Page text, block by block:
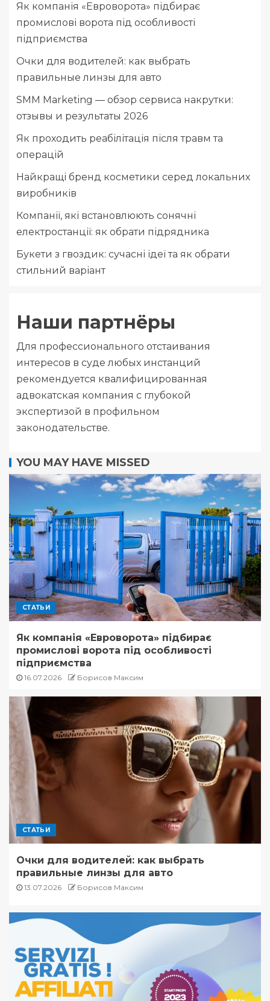
Як компанія «Евроворота» підбирає
промислові ворота під особливості
підприємства
Очки для водителей: как выбрать
правильные линзы для авто
SMM Marketing — обзор сервиса накрутки:
отзывы и результаты 2026
Як проходить реабілітація після травм та
операцій
Найкращі бренд косметики серед локальних
виробників
Компанії, які встановлюють сонячні
електростанції: як обрати підрядника
Букети з гвоздик: сучасні ідеї та як обрати
стильний варіант
Наши партнёры
Для профессионального отстаивания
интересов в суде любых инстанций
рекомендуется квалифицированная
адвокатская компания с глубокой
экспертизой в профильном
законодательстве.
YOU MAY HAVE MISSED
СТАТЬИ
Як компанія «Евроворота» підбирає
промислові ворота під особливості
підприємства
16.07.2026 Борисов Максим
СТАТЬИ
Очки для водителей: как выбрать
правильные линзы для авто
13.07.2026 Борисов Максим